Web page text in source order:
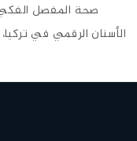
صحة المفصل
الأسنان الرقمي في